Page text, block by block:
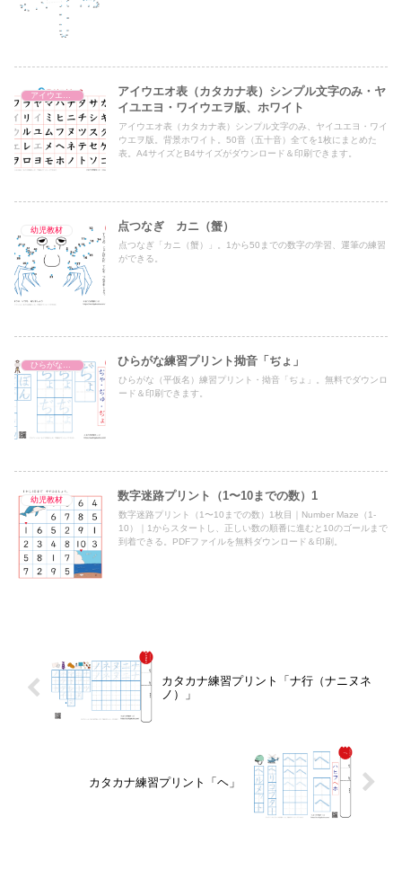
アイウエオ表（カタカナ表）シンプル文字のみ・ヤ
イユエヨ・ワイウエヲ版、ホワイト
アイウエオ表（カタカナ表）シンプル文字のみ、ヤイユエヨ・ワイ
ウエヲ版。背景ホワイト。50音（五十音）全てを1枚にまとめた
表。A4サイズとB4サイズがダウンロード＆印刷できます。
幼児教材 点つなぎ カニ（蟹）
点つなぎ「カニ（蟹）」。1から50までの数字の学習、運筆の練習
ができる。
ひらがな濁音・半濁音・拗音・促音（一文字ずつ） ひらがな練習プリント拗音「ぢょ」
ひらがな（平仮名）練習プリント・拗音「ぢょ」。無料でダウンロ
ード＆印刷できます。
幼児教材 数字迷路プリント（1〜10までの数）1
数字迷路プリント（1〜10までの数）1枚目｜Number Maze（1-
10）｜1からスタートし、正しい数の順番に進むと10のゴールまで
到着できる。PDFファイルを無料ダウンロード＆印刷。
カタカナ練習プリント「ナ行（ナニヌネ
ノ）」
カタカナ練習プリント「ヘ」